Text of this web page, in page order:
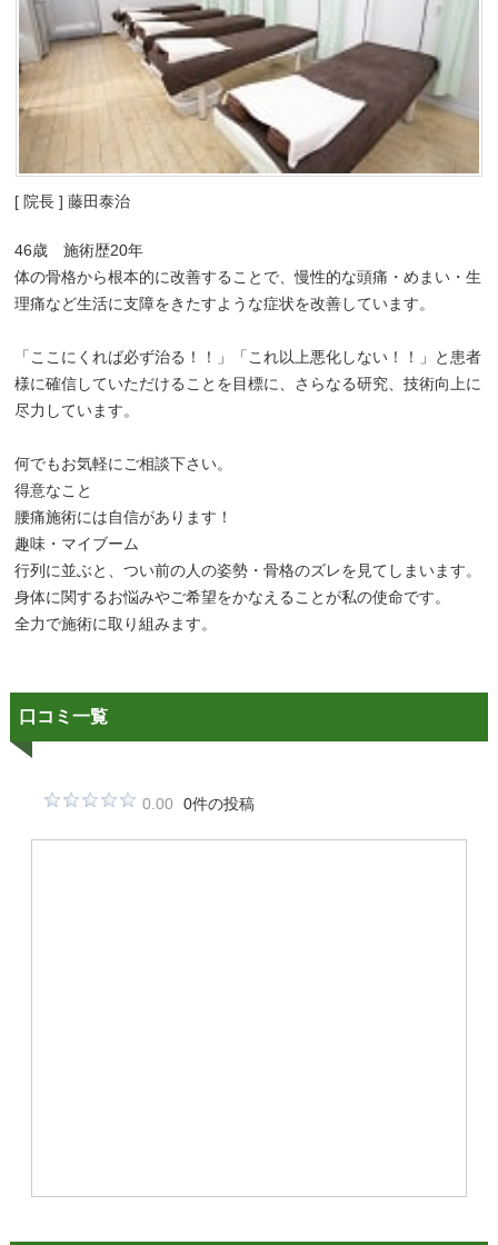
[ 院長 ] 藤田泰治
46歳 施術歴20年
体の骨格から根本的に改善することで、慢性的な頭痛・めまい・生
理痛など生活に支障をきたすような症状を改善しています。
「ここにくれば必ず治る！！」「これ以上悪化しない！！」と患者
様に確信していただけることを目標に、さらなる研究、技術向上に
尽力しています。
何でもお気軽にご相談下さい。
得意なこと
腰痛施術には自信があります！
趣味・マイブーム
行列に並ぶと、つい前の人の姿勢・骨格のズレを見てしまいます。
身体に関するお悩みやご希望をかなえることが私の使命です。
全力で施術に取り組みます。
口コミ一覧
0.00 0件の投稿